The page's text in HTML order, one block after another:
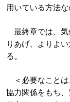
用いている方法
最終章では、気
りあげ、よりよ
る。
＜必要なことは
協力関係をもち